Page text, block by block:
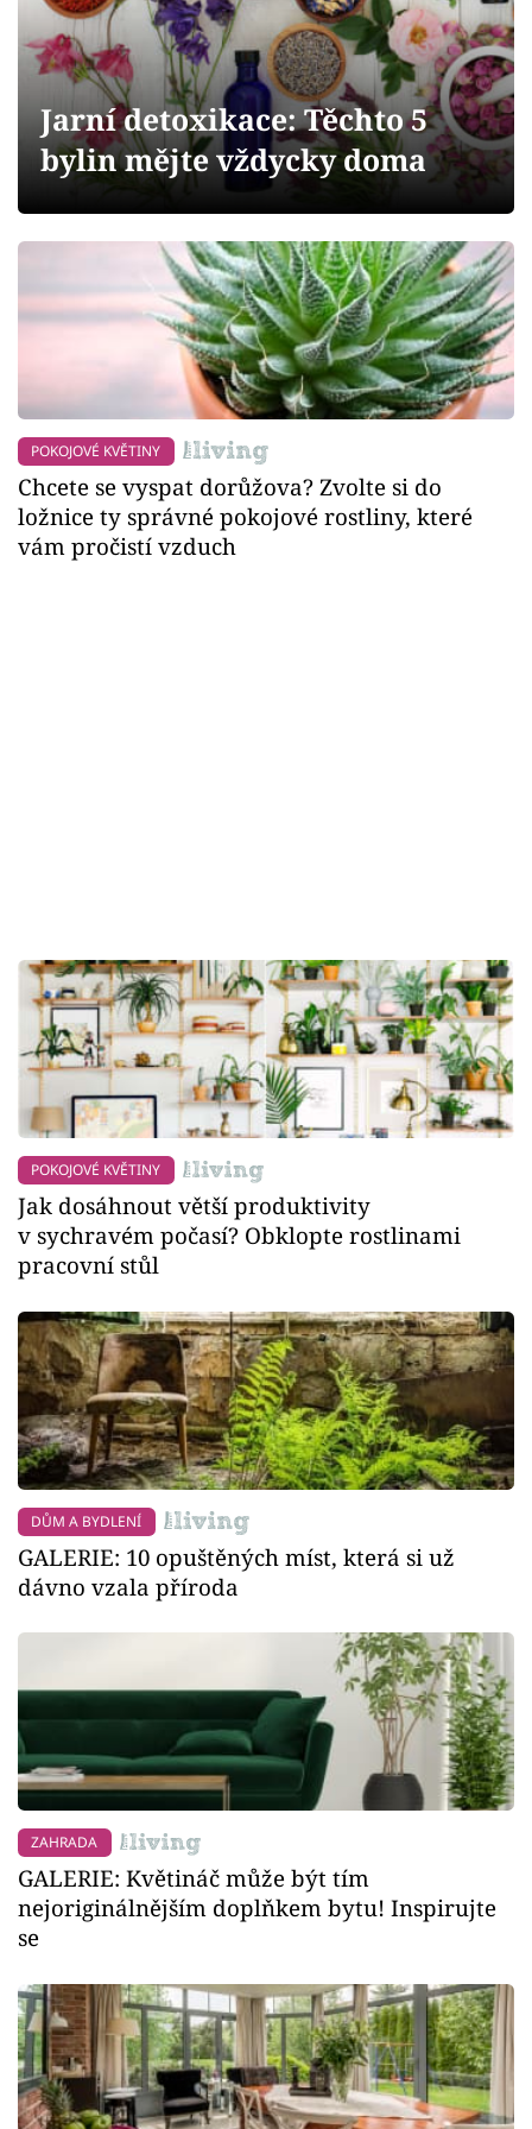
Přihlášení
Sledujte nás
Jarní detoxikace: Těchto 5
bylin mějte vždycky doma
POKOJOVÉ KVĚTINY
Chcete se vyspat dorůžova? Zvolte si do
ložnice ty správné pokojové rostliny, které
vám pročistí vzduch
POKOJOVÉ KVĚTINY
Jak dosáhnout větší produktivity
v sychravém počasí? Obklopte rostlinami
pracovní stůl
DŮM A BYDLENÍ
GALERIE: 10 opuštěných míst, která si už
dávno vzala příroda
ZAHRADA
GALERIE: Květináč může být tím
nejoriginálnějším doplňkem bytu! Inspirujte
se